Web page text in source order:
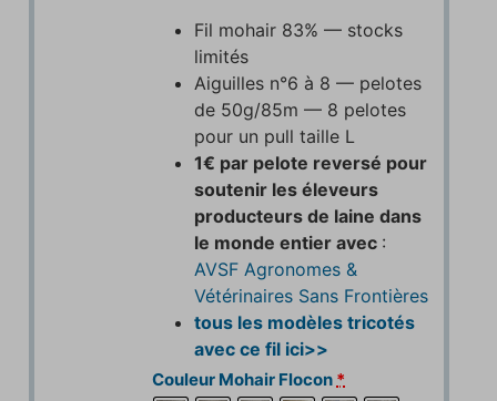
Fil mohair 83% — stocks
limités
Aiguilles n°6 à 8 — pelotes
de 50g/85m — 8 pelotes
pour un pull taille L
1€ par pelote reversé pour
soutenir les éleveurs
producteurs de laine dans
le monde entier avec :
AVSF Agronomes &
Vétérinaires Sans Frontières
tous les modèles tricotés
avec ce fil ici>>
Couleur Mohair Flocon *